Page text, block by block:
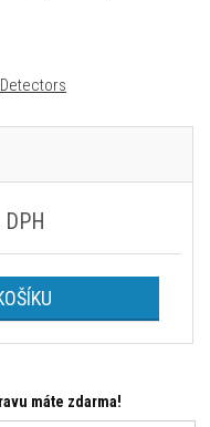
máte zdarma!